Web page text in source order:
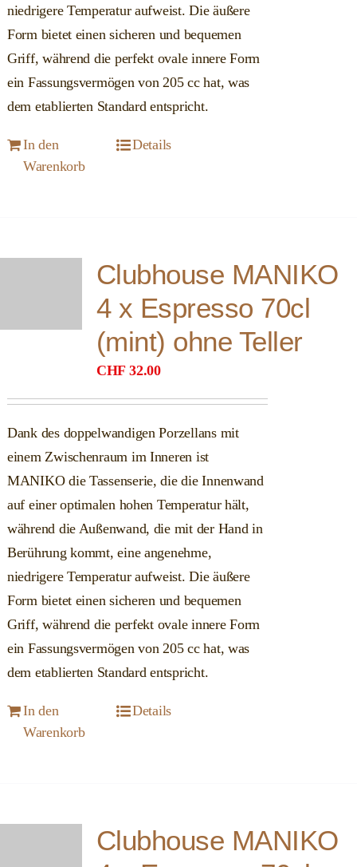
niedrigere Temperatur aufweist. Die äußere
Form bietet einen sicheren und bequemen
Griff, während die perfekt ovale innere Form
ein Fassungsvermögen von 205 cc hat, was
dem etablierten Standard entspricht.
In den
Warenkorb
Details
Clubhouse MANIKO
4 x Espresso 70cl
(mint) ohne Teller
CHF 32.00
Dank des doppelwandigen Porzellans mit
einem Zwischenraum im Inneren ist
MANIKO die Tassenserie, die die Innenwand
auf einer optimalen hohen Temperatur hält,
während die Außenwand, die mit der Hand in
Berührung kommt, eine angenehme,
niedrigere Temperatur aufweist. Die äußere
Form bietet einen sicheren und bequemen
Griff, während die perfekt ovale innere Form
ein Fassungsvermögen von 205 cc hat, was
dem etablierten Standard entspricht.
In den
Warenkorb
Details
Clubhouse MANIKO